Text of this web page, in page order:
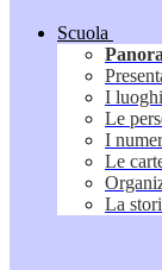
Scuola
I luoghi
Le
I
Le
La